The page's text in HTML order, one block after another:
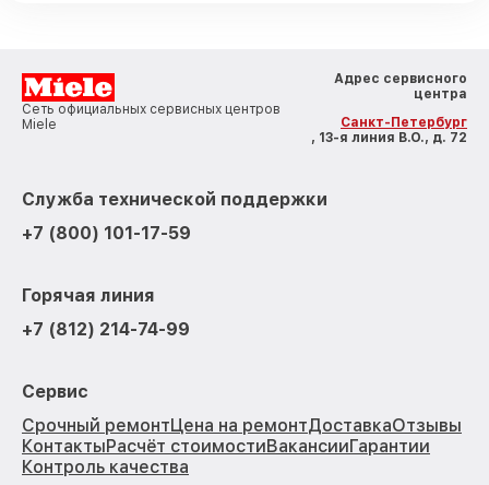
Сеть официальных сервисных центров
Miele
Адрес сервисного
центра
Санкт-Петербург
, 13-я линия В.О., д. 72
Служба технической поддержки
+7 (800) 101-17-59
Горячая линия
+7 (812) 214-74-99
Сервис
Срочный ремонтЦена на ремонтДоставкаОтзывы
КонтактыРасчёт стоимостиВакансииГарантии
Контроль качества